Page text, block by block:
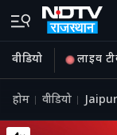
वीडियो लाइव
होम वीडियो